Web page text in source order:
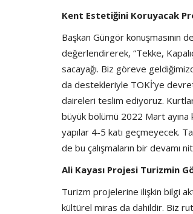
Kent Estetiğini Koruyacak
Başkan Güngör konuşmasının
değerlendirerek, “Tekke,
sacayağı. Biz göreve
da destekleriyle TOKİ’ye
daireleri teslim ediyoruz.
büyük bölümü 2022 Mart ayına
yapılar 4-5 katı geçmeyecek.
de bu çalışmaların bir devamı
Ali Kayası Projesi Turizmin
Turizm projelerine ilişkin bilgi
kültürel miras da dahildir. Biz